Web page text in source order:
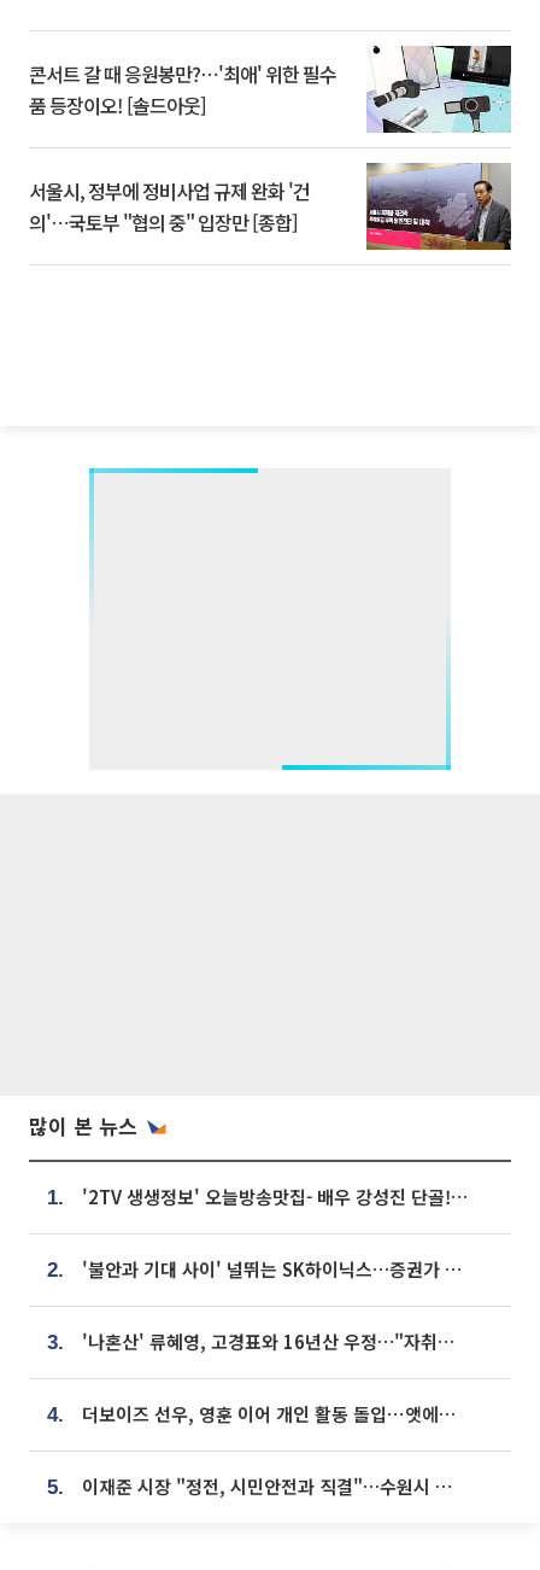
콘서트 갈 때 응원봉만?⋯'최애' 위한 필수
품 등장이오! [솔드아웃]
서울시, 정부에 정비사업 규제 완화 '건
의'⋯국토부 "협의 중" 입장만 [종합]
많이 본 뉴스
1. '2TV 생생정보' 오늘방송맛집- 배우 강성진 단골! 쌀국수ㆍ푸팟퐁 커리 맛집 '블○○○'
2. '불안과 기대 사이' 널뛰는 SK하이닉스…증권가 "HBM4·LTA 기반 펀터멘털 견고"
3. '나혼산' 류혜영, 고경표와 16년산 우정…"자취방서 부모님과 마주쳐"
4. 더보이즈 선우, 영훈 이어 개인 활동 돌입⋯앳에어리어와 전속계약
5. 이재준 시장 "정전, 시민안전과 직결"…수원시 비상대응체계 가동